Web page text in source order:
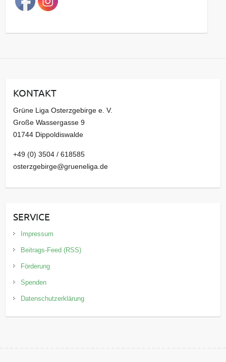
g
a
v
KONTAKT
Grüne Liga Osterzgebirge e. V.
Große Wassergasse 9
01744 Dippoldiswalde
+49 (0) 3504 / 618585
osterzgebirge@grueneliga.de
SERVICE
Impressum
Beitrags-Feed (RSS)
Förderung
Spenden
Datenschutzerklärung